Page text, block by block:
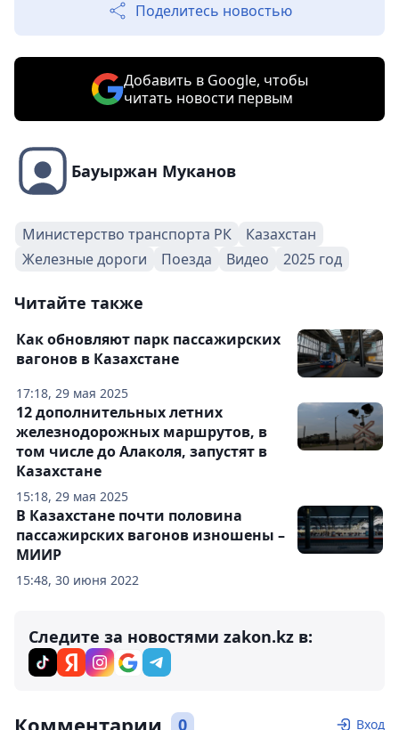
Поделитесь новостью
Добавить в Google, чтобы
читать новости первым
Бауыржан Муканов
Министерство транспорта РК
Казахстан
Железные дороги
Поезда Видео 2025 год
Читайте также
17:18, 29 мая 2025
Как обновляют парк пассажирских
вагонов в Казахстане
15:18, 29 мая 2025
12 дополнительных летних
железнодорожных маршрутов, в
том числе до Алаколя, запустят в
Казахстане
15:48, 30 июня 2022
В Казахстане почти половина
пассажирских вагонов изношены –
МИИР
Следите за новостями zakon.kz в:
Комментарии 0 Вход